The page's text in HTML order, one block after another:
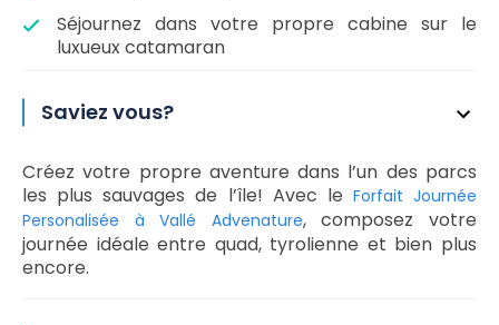
Séjournez dans votre propre cabine sur le
luxueux catamaran
Saviez vous?
Créez votre propre aventure dans l’un des parcs
les plus sauvages de l’île! Avec le Forfait Journée
Personalisée à Vallé Advenature, composez votre
journée idéale entre quad, tyrolienne et bien plus
encore.